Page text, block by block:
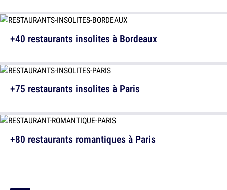
+40 restaurants insolites à Bordeaux
+80 restaurants romantiques à Paris
+75 restaurants insolites à Paris